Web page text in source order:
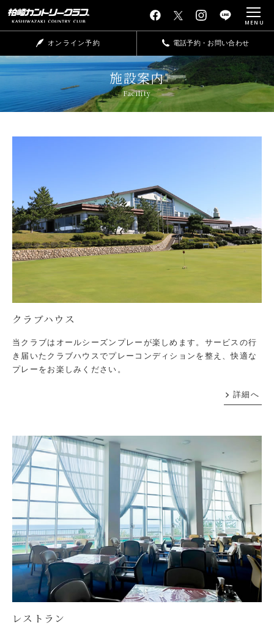
MENU
オンライン予約 電話予約・お問い合わせ
施設案内
クラブハウス
当クラブはオールシーズンプレーが楽しめます。サービスの行
き届いたクラブハウスでプレーコンディションを整え、快適な
プレーをお楽しみください。
詳細へ
レストラン